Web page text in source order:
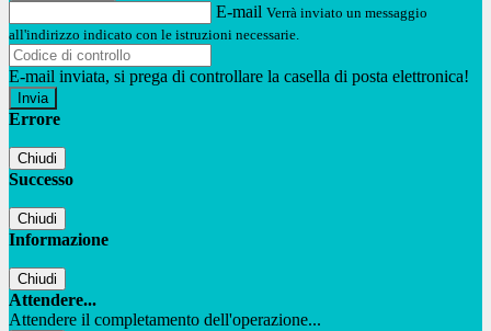
E-mail Verrà inviato un messaggio
all'indirizzo indicato con le istruzioni necessarie.
E-mail inviata, si prega di controllare la casella di posta elettronica!
Errore
Chiudi
Successo
Chiudi
Informazione
Chiudi
Attendere...
Attendere il completamento dell'operazione...